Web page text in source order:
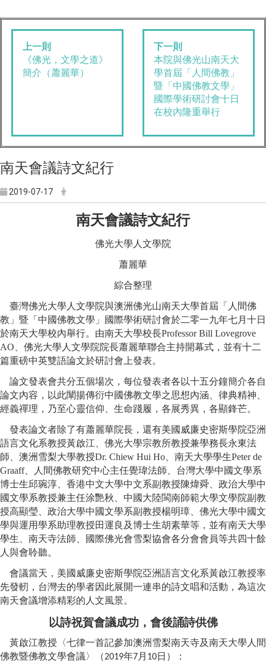
上一則
​《佛光，文學之道》
簡介（蕭麗華）
下一則
本院與佛光山南天大
學首屆「人間佛教」
暨「中國佛教文學」
國際學術研討會十日
在校內隆重舉行
南天會議詩文紀行
2019-07-17
南天會議詩文紀行
佛光大學人文學院
蕭麗華
綜合整理
臺灣佛光大學人文學院與澳洲佛光山南天大學首屆「人間佛
教」暨「中國佛教文學」國際學術研討會於二零一九年七月十日
於南天大學校內舉行。由南天大學校長Professor Bill Lovegrove
AO 、佛光大學人文學院院長蕭麗華聯合主持開幕式，並有十二
篇重磅中英雙語論文於研討會上發表。
論文發表會共分五個場次，每位發表者各以十五分鐘簡介各自
論文內容，以此闡揚傳衍中國佛教文學之思想內涵、律典精神、
經義禪理，乃至心靈信仰、生命踐履，各展秀異，各顯鋒芒。
發表論文者除了有蕭麗華院長，還有美國威廉史密斯學院亞洲
語言文化系教授黃啟江、佛光大學宗教所教授兼學務長永東法
師、澳洲雪梨大學教授Dr. Chiew Hui Ho 、南天大學學生Peter de
Graaff、人間佛教研究中心主任覺瑋法師、台灣大學中 國文學系
博士生邱琬淳、香港中文大學中文系副 教授陳煒舜、政治大學中
國文學系教授兼主任涂艷秋、中國大陸閩南師範大學文學院副教
授高顯瑩、政治大學中國文學系副教授楊明璋、佛光大學中國文
學與運用學系助理教授田運良及博士生胡素華等，並有南天大學
學生、南天寺法師、國際佛光會雪梨協會各分會會員等共四十餘
人與會聆聽。
會議當天，美國威廉史密斯學院亞洲語言文化系黃啟江教授率
先發軔，台灣去的學者因此展開一連串的詩文唱和活動，為這次
南天會議增添精彩的人文風景。
以詩祝賀會議成功，會後誦詩供佛
黃啟江教授〈七律一首記參加澳洲雪梨南天寺及南天大學人間
佛教暨佛教文學會議〉 （2019年7月 10日 ）：